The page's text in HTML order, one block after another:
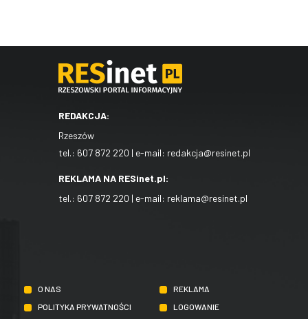
REDAKCJA:
Rzeszów
tel.: 607 872 220 | e-mail: redakcja@resinet.pl
REKLAMA NA RESinet.pl:
tel.: 607 872 220 | e-mail: reklama@resinet.pl
O NAS
REKLAMA
POLITYKA PRYWATNOŚCI
LOGOWANIE